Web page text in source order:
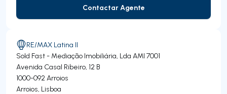
Contactar Agente
Contactar Agente
RE/MAX Latina II
Sold Fast - Mediação Imobiliária, Lda AMI 7001
Avenida Casal Ribeiro, 12 B
1000-092Arroios
Arroios, Lisboa